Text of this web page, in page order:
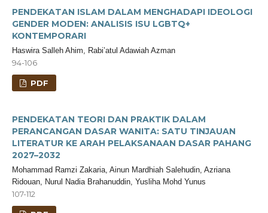
PENDEKATAN ISLAM DALAM MENGHADAPI IDEOLOGI
GENDER MODEN: ANALISIS ISU LGBTQ+
KONTEMPORARI
Haswira Salleh Ahim, Rabi’atul Adawiah Azman
94-106
PDF
PENDEKATAN TEORI DAN PRAKTIK DALAM
PERANCANGAN DASAR WANITA: SATU TINJAUAN
LITERATUR KE ARAH PELAKSANAAN DASAR PAHANG
2027–2032
Mohammad Ramzi Zakaria, Ainun Mardhiah Salehudin, Azriana
Ridouan, Nurul Nadia Brahanuddin, Yusliha Mohd Yunus
107-112